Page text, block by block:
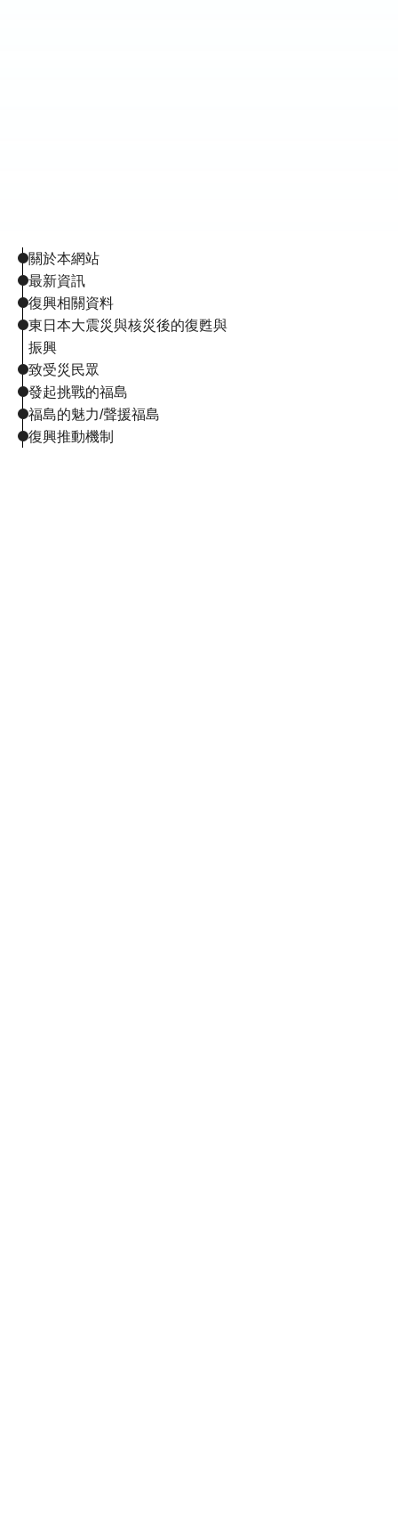
關於本網站
最新資訊
復興相關資料
東日本大震災與核災後的復甦與
振興
致受災民眾
發起挑戰的福島
福島的魅力/聲援福島
復興推動機制